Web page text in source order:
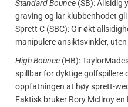
Standard Bounce (SB): Allsidig
graving og lar klubbenhodet
Sprett C (SBC): Gir økt
manipulere ansiktsvinkler,
High Bounce (HB):
spillbar for dyktige golfspillere
oppfatningen at høy sprett-
Faktisk bruker Rory McIlroy en